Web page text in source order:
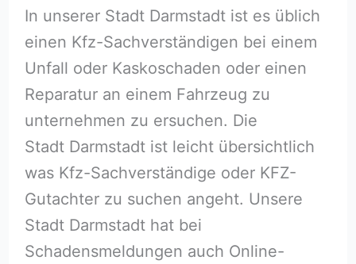
In unserer Stadt Darmstadt ist es üblich
einen Kfz-Sachverständigen bei einem
Unfall oder Kaskoschaden oder einen
Reparatur an einem Fahrzeug zu
unternehmen zu ersuchen. Die
Stadt Darmstadt ist leicht übersichtlich
was Kfz-Sachverständige oder KFZ-
Gutachter zu suchen angeht. Unsere
Stadt Darmstadt hat bei
Schadensmeldungen auch Online-